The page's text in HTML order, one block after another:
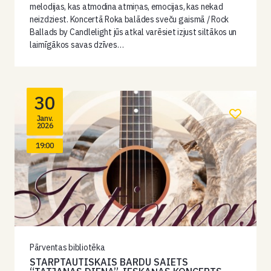
melodijas, kas atmodina atmiņas, emocijas, kas nekad
neizdziest. Koncertā Roka balādes sveču gaismā / Rock
Ballads by Candlelight jūs atkal varēsiet izjust siltākos un
laimīgākos savas dzīves…
30
Janv.
2026
19:00
Pārventas bibliotēka
STARPTAUTISKAIS BARDU SAIETS